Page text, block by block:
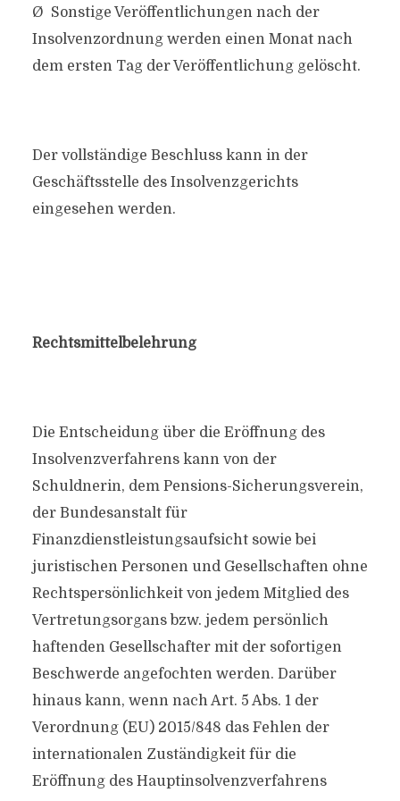
Ø Sonstige Veröffentlichungen nach der
Insolvenzordnung werden einen Monat nach
dem ersten Tag der Veröffentlichung gelöscht.
Der vollständige Beschluss kann in der
Geschäftsstelle des Insolvenzgerichts
eingesehen werden.
Rechtsmittelbelehrung
Die Entscheidung über die Eröffnung des
Insolvenzverfahrens kann von der
Schuldnerin, dem Pensions-Sicherungsverein,
der Bundesanstalt für
Finanzdienstleistungsaufsicht sowie bei
juristischen Personen und Gesellschaften ohne
Rechtspersönlichkeit von jedem Mitglied des
Vertretungsorgans bzw. jedem persönlich
haftenden Gesellschafter mit der sofortigen
Beschwerde angefochten werden. Darüber
hinaus kann, wenn nach Art. 5 Abs. 1 der
Verordnung (EU) 2015/848 das Fehlen der
internationalen Zuständigkeit für die
Eröffnung des Hauptinsolvenzverfahrens